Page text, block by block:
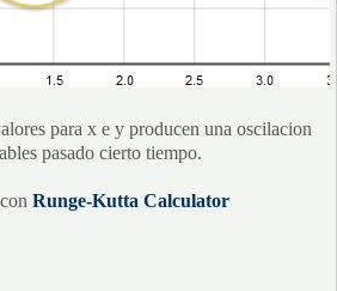
para x e y producen una oscilacion
pasado cierto tiempo.
Runge-Kutta Calculator